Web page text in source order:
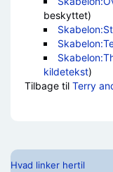
beskyttet)
kildetekst)
Tilbage til Terry
Hvad linker hertil